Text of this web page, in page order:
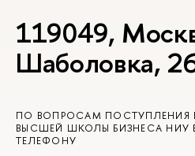
119049,
Шаболовка,
ПО ВОПРОСАМ ПОСТУПЛЕНИЯ
ВЫСШЕЙ ШКОЛЫ БИЗНЕСА НИУ
ТЕЛЕФОНУ